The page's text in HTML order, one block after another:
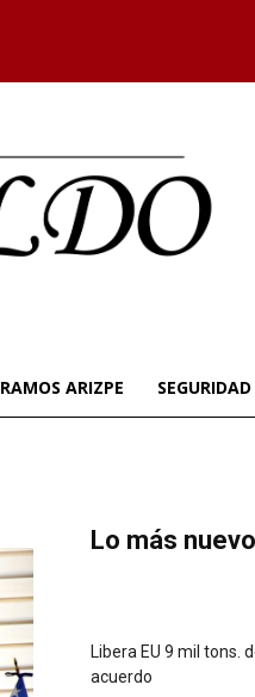
RAMOS ARIZPE SEGURIDAD
Lo más nuevo
Libera EU 9 mil tons.
acuerdo